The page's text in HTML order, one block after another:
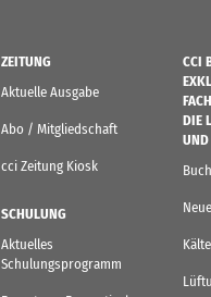
ZEITUNG
Aktuelle Ausgabe
Abo / Mitgliedschaft
cci Zeitung Kiosk
SCHULUNG
Aktuelles
Schulungsprogramm
CCI
DIE
UND